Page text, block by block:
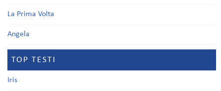
La Prima Volta
Angela
TOP TESTI
Iris